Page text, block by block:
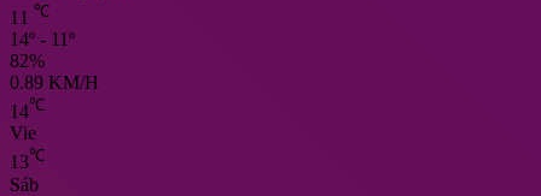
11 ℃
14º - 11º
82%
0.89 KM/H
14℃
Vie
13℃
Sáb